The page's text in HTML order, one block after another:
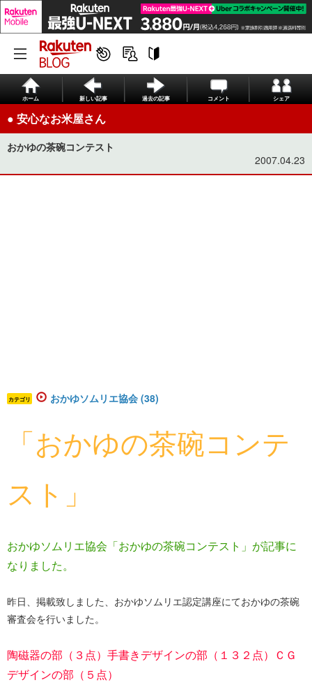
ホーム 新しい記事 過去の記事 コメント シェア
● 安心なお米屋さん
おかゆの茶碗コンテスト
2007.04.23
カテゴリ おかゆソムリエ協会 (38)
「おかゆの茶碗コンテ
スト」
おかゆソムリエ協会「おかゆの茶碗コンテスト」が記事に
なりました。
昨日、掲載致しました、おかゆソムリエ認定講座にておかゆの茶碗
審査会を行いました。
陶磁器の部（３点）手書きデザインの部（１３２点）ＣＧ
デザインの部（５点）